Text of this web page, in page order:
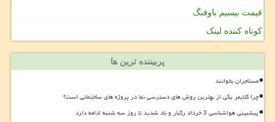
قیمت بیسیم باوفنگ
کوتاه کننده لینک
پربیننده ترین ها
مستأجران بخوانند
چرا کلایمر یکی از بهترین روش های دسترسی نما در پروژه های ساختمانی است؟
پیشبینی هواشناسی 3 خرداد رگبار و باد شدید تا روز سه شنبه ادامه دارد